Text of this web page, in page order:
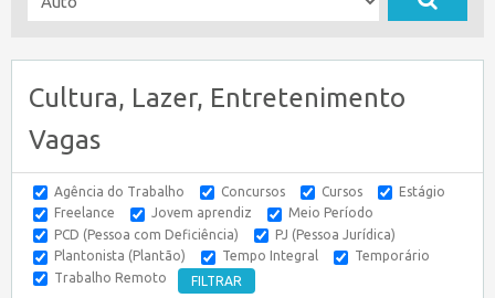
Cultura, Lazer, Entretenimento
Vagas
Agência do Trabalho Concursos Cursos
Estágio
Freelance
Jovem aprendiz
Meio Período
PCD (Pessoa com Deficiência)
PJ (Pessoa Jurídica)
Plantonista (Plantão)
Tempo Integral
Temporário
Trabalho Remoto